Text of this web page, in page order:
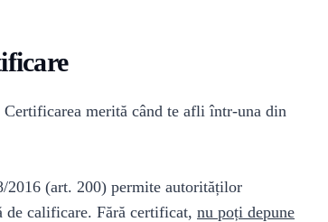
merită când te afli într-una din
(art. 200) permite autorităților
de calificare. Fără certificat, nu poți depune